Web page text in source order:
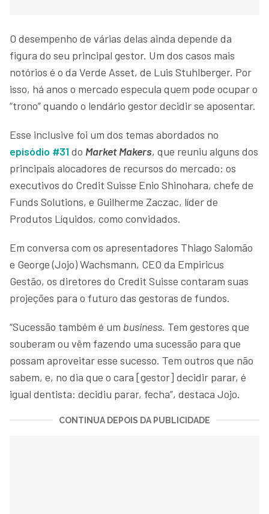
O desempenho de várias delas ainda depende da
figura do seu principal gestor. Um dos casos mais
notórios é o da Verde Asset, de Luis Stuhlberger. Por
isso, há anos o mercado especula quem pode ocupar o
“trono” quando o lendário gestor decidir se aposentar.
Esse inclusive foi um dos temas abordados no
episódio #31do Market Makers, que reuniu alguns dos
principais alocadores de recursos do mercado: os
executivos do Credit Suisse Enio Shinohara, chefe de
Funds Solutions, e Guilherme Zaczac, líder de
Produtos Líquidos, como convidados.
Em conversa com os apresentadores Thiago Salomão
e George (Jojo) Wachsmann, CEO da Empiricus
Gestão, os diretores do Credit Suisse contaram suas
projeções para o futuro das gestoras de fundos.
“Sucessão também é um business. Tem gestores que
souberam ou vêm fazendo uma sucessão para que
possam aproveitar esse sucesso. Tem outros que não
sabem, e, no dia que o cara [gestor] decidir parar, é
igual dentista: decidiu parar, fecha”, destaca Jojo.
CONTINUA DEPOIS DA PUBLICIDADE